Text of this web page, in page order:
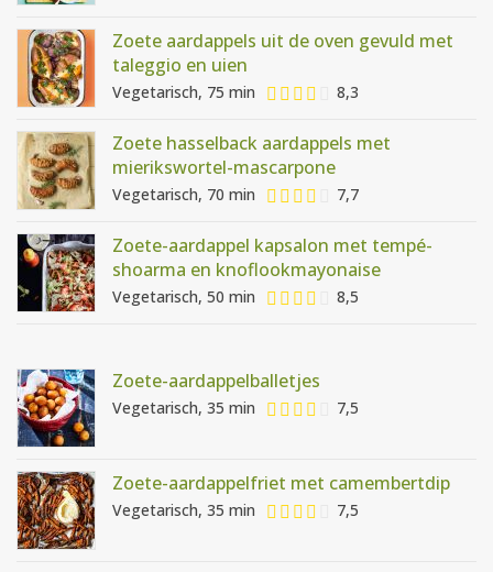
Zoete aardappels uit de oven gevuld met
taleggio en uien
Vegetarisch, 75 min 8,3
Zoete hasselback aardappels met
mierikswortel-mascarpone
Vegetarisch, 70 min 7,7
Zoete-aardappel kapsalon met tempé-
shoarma en knoflookmayonaise
Vegetarisch, 50 min 8,5
Zoete-aardappelballetjes
Vegetarisch, 35 min 7,5
Zoete-aardappelfriet met camembertdip
Vegetarisch, 35 min 7,5